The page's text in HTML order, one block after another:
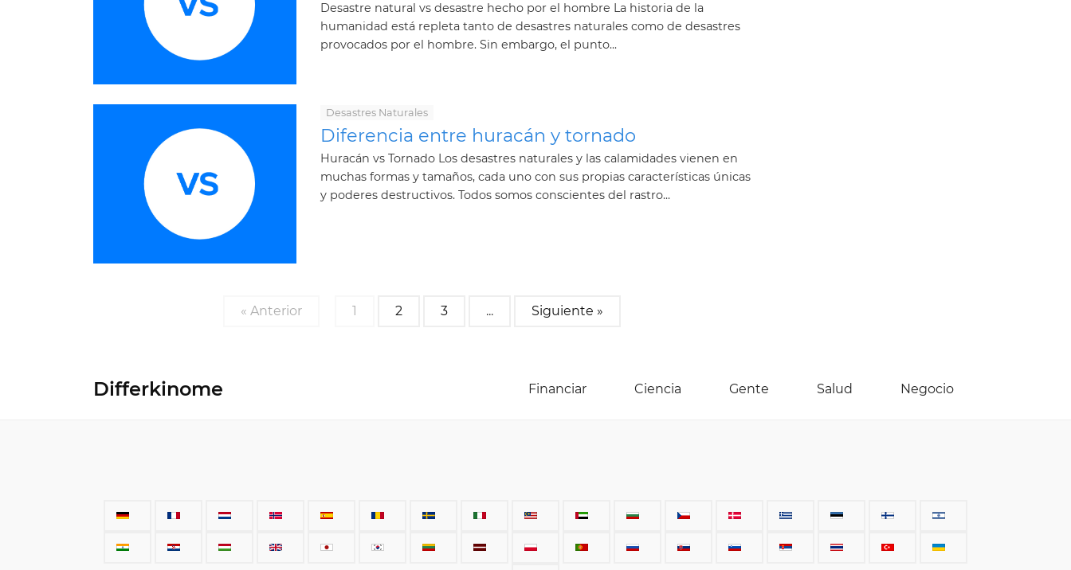
Desastre natural vs desastre hecho por el hombre La historia de la
humanidad está repleta tanto de desastres naturales como de desastres
provocados por el hombre. Sin embargo, el punto...
Desastres Naturales
Diferencia entre huracán y tornado
Huracán vs Tornado Los desastres naturales y las calamidades vienen en
muchas formas y tamaños, cada uno con sus propias características únicas
y poderes destructivos. Todos somos conscientes del rastro...
« Anterior 1 2 3 ... Siguiente »
Differkinome Financiar Ciencia Gente Salud Negocio